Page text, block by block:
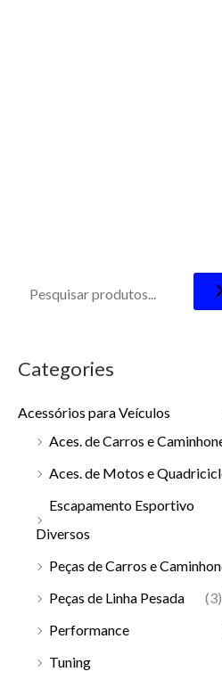
Categories
Acessórios para Veículos
Aces. de Carros e
Aces. de Motos e
Escapamento Esportivo
Diversos
Peças de Carros e
Peças de Linha Pesada
(3)
Performance
Tuning